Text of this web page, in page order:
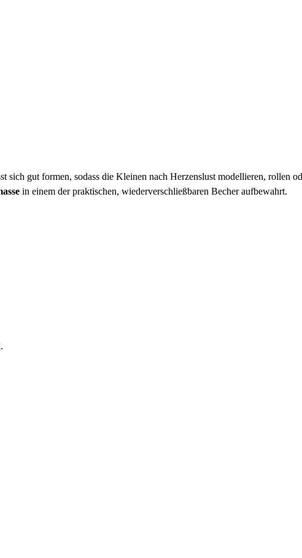
sich gut formen, sodass die Kleinen nach Herzenslust modellieren, rollen
in einem der praktischen, wiederverschließbaren Becher aufbewahrt.